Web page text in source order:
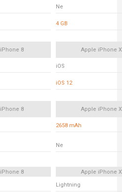
Ne
4 GB
8 Apple iPhone
iOS
iOS 12
8 Apple iPhone
2658 mAh
Ne
8
Apple iPhone
Lightning